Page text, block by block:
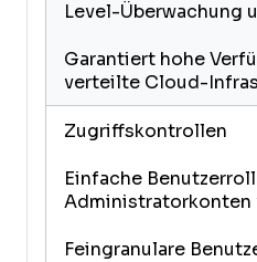
Level-Überwachung
Garantiert hohe
verteilte Cloud-
Zugriffskontrollen
Einfache
Administratorkonten
Feingranulare